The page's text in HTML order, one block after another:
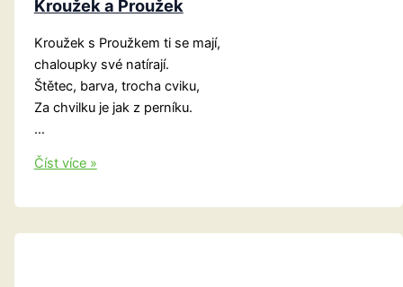
Kroužek a Proužek
Kroužek s Proužkem ti se mají,
chaloupky své natírají.
Štětec, barva, trocha cviku,
Za chvilku je jak z perníku.
…
Kroužek
Proužek
Číst více »